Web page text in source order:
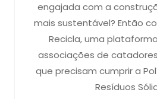
engajada com a
mais sustentável? Então
Recicla, uma
associações de
que precisam cumprir a
Resíduos